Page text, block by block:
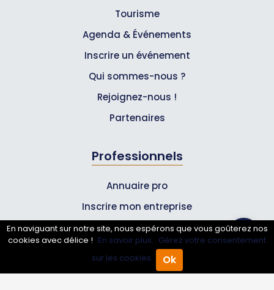
Annuaire Pro Agenda
Tourisme
Agenda & Événements
Inscrire un événement
Qui sommes-nous ?
Rejoignez-nous !
Partenaires
Professionnels
Annuaire pro
Inscrire mon entreprise
Les Abonnements Pros
Infos
En naviguant sur notre site, nous espérons que vous goûterez nos
cookies avec délice ! En savoir plus. Gérez votre consentement
sur les cookies.
Ok